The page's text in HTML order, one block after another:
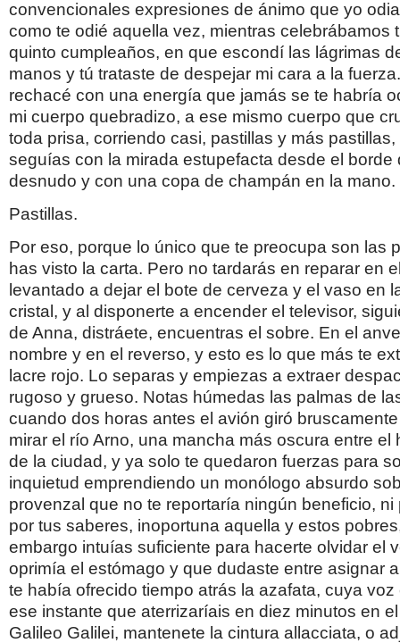
convencionales expresiones de ánimo que yo
como te odié aquella vez, mientras celebrábamos
quinto cumpleaños, en que escondí las lágrimas
manos y tú trataste de despejar mi cara a la
rechacé con una energía que jamás se te habría
mi cuerpo quebradizo, a ese mismo cuerpo que
toda prisa, corriendo casi, pastillas y más
seguías con la mirada estupefacta desde el borde
desnudo y con una copa de champán en la mano.
Pastillas.
Por eso, porque lo único que te preocupa son las
has visto la carta. Pero no tardarás en reparar en
levantado a dejar el bote de cerveza y el vaso en
cristal, y al disponerte a encender el televisor,
de Anna, distráete, encuentras el sobre. En el
nombre y en el reverso, y esto es lo que más te
lacre rojo. Lo separas y empiezas a extraer
rugoso y grueso. Notas húmedas las palmas de
cuando dos horas antes el avión giró
mirar el río Arno, una mancha más oscura entre el
de la ciudad, y ya solo te quedaron fuerzas para
inquietud emprendiendo un monólogo absurdo
provenzal que no te reportaría ningún beneficio, ni
por tus saberes, inoportuna aquella y estos
embargo intuías suficiente para hacerte olvidar el
oprimía el estómago y que dudaste entre asignar
te había ofrecido tiempo atrás la azafata, cuya
ese instante que aterrizaríais en diez minutos en
Galileo Galilei, mantenete la cintura allacciata, o